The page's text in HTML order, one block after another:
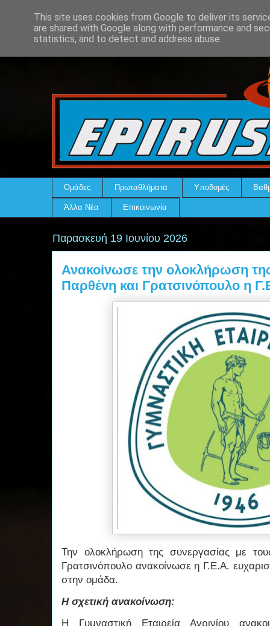
Ομάδες Πρωταθλήματα Υποδομές
Άλλα Νέα Επικοινωνία
Παρασκευή 19 Ιουνίου 2026
Ανακοίνωσε την ολοκλήρωση
Παρθένη και Γρατσινόπουλο η
Την ολοκλήρωση της συνεργασίας με
Γρατσινόπουλο ανακοίνωσε η Γ.Ε.Α.
στην ομάδα.
Η σχετική ανακοίνωση:
H Γυμναστική Εταιρεία Αγρινίου
This site uses cookies from Google to deliver its
are shared with Google along with performance and
statistics, and to detect and address abuse.